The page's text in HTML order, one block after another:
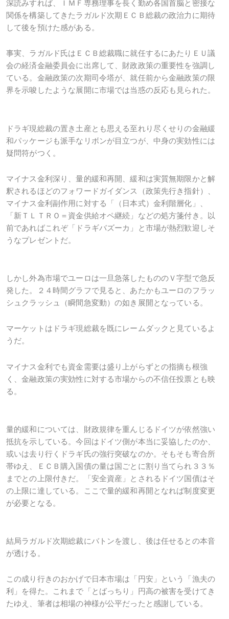
深読みすれば、ＩＭＦ専務理事を長く勤め各国首脳と密接な
関係を構築してきたラガルド次期ＥＣＢ総裁の政治力に期待
して後を預けた感がある。
事実、ラガルド氏はＥＣＢ総裁職に就任するにあたりＥＵ議
会の経済金融委員会に出席して、財政政策の重要性を強調し
ている。金融政策の次期司令塔が、就任前から金融政策の限
界を示唆したような展開に市場では当惑の反応も見られた。
ドラギ現総裁の置き土産とも思える至れり尽くせりの金融緩
和パッケージも派手なリボンが目立つが、中身の実効性には
疑問符がつく。
マイナス金利深り、量的緩和再開、緩和は実質無期限かと解
釈されるほどのフォワードガイダンス（政策先行き指針）、
マイナス金利副作用に対する「（日本式）金利階層化」、
「新ＴＬＴＲＯ＝資金供給オペ継続」などの処方箋付き。以
前であればこれぞ「ドラギバズーカ」と市場が熱烈歓迎しそ
うなプレゼントだ。
しかし外為市場でユーロは一旦急落したもののＶ字型で急反
発した。２４時間グラフで見ると、あたかもユーロのフラッ
シュクラッシュ（瞬間急変動）の如き展開となっている。
マーケットはドラギ現総裁を既にレームダックと見ているよ
うだ。
マイナス金利でも資金需要は盛り上がらずとの指摘も根強
く、金融政策の実効性に対する市場からの不信任投票とも映
る。
量的緩和については、財政規律を重んじるドイツが依然強い
抵抗を示している。今回はドイツ側が本当に妥協したのか、
或いは去り行くドラギ氏の強行突破なのか。そもそも寄合所
帯ゆえ、ＥＣＢ購入国債の量は国ごとに割り当てられ３３％
までとの上限付きだ。「安全資産」とされるドイツ国債はそ
の上限に達している。ここで量的緩和再開となれば制度変更
が必要となる。
結局ラガルド次期総裁にバトンを渡し、後は任せるとの本音
が透ける。
この成り行きのおかげで日本市場は「円安」という「漁夫の
利」を得た。これまで「とばっちり」円高の被害を受けてき
たゆえ、筆者は相場の神様が公平だったと感謝している。